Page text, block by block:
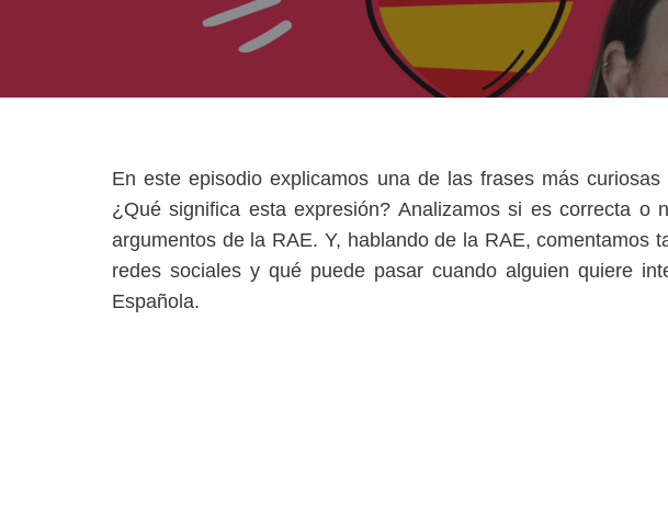
En este episodio explicamos una de las frases más
¿Qué significa esta expresión? Analizamos si es correcta o
argumentos de la RAE. Y, hablando de la RAE, comentamos
redes sociales y qué puede pasar cuando alguien quiere
Española.